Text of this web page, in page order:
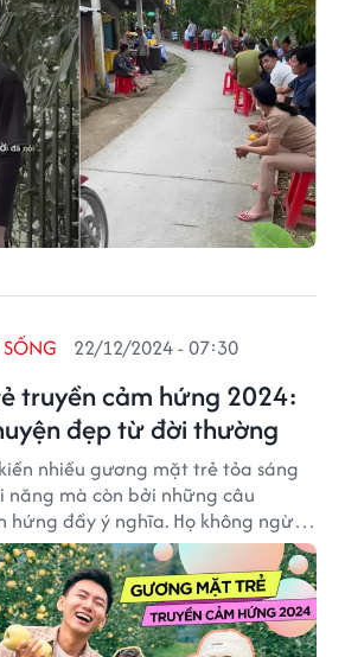
truyền cảm hứng 2024:
đẹp từ đời thường
22/12/2024 - 07:30
nhiều gương mặt trẻ tỏa sáng
năng mà còn bởi những câu
hứng đầy ý nghĩa. Họ không ngừng
giá trị tích cực và trở thành biểu
thương và sự sáng tạo.